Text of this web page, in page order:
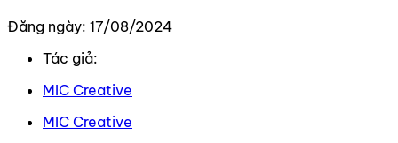
Đăng ngày: 17/08/2024
Tác giả:
MIC Creative
MIC Creative